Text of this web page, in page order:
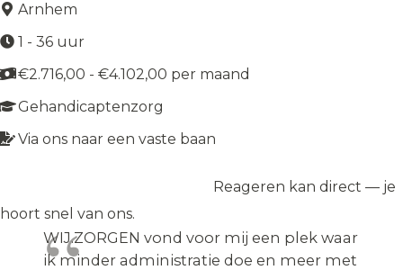
Arnhem
1 - 36 uur
€2.716,00 - €4.102,00 per maand
Gehandicaptenzorg
Via ons naar een vaste baan
Reageren kan direct — je
hoort snel van ons.
WIJ.ZORGEN vond voor mij een plek waar
ik minder administratie doe en meer met